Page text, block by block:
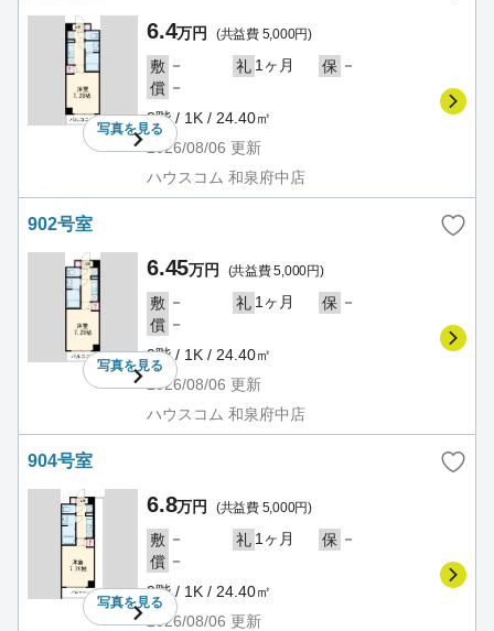
写真を見る
6.4万円 (共益費 5,000円)
敷 － 礼 1ヶ月 保 －
償 －
8階 / 1K / 24.40㎡
2026/08/06 更新
ハウスコム 和泉府中店
902号室
写真を見る
6.45万円 (共益費 5,000円)
敷 － 礼 1ヶ月 保 －
償 －
9階 / 1K / 24.40㎡
2026/08/06 更新
ハウスコム 和泉府中店
904号室
写真を見る
6.8万円 (共益費 5,000円)
敷 － 礼 1ヶ月 保 －
償 －
9階 / 1K / 24.40㎡
2026/08/06 更新